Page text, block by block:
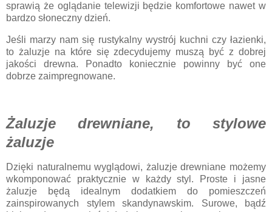
sprawią że oglądanie telewizji będzie komfortowe nawet w
bardzo słoneczny dzień.
Jeśli marzy nam się rustykalny wystrój kuchni czy łazienki,
to żaluzje na które się zdecydujemy muszą być z dobrej
jakości drewna. Ponadto koniecznie powinny być one
dobrze zaimpregnowane.
Żaluzje drewniane, to stylowe
żaluzje
Dzięki naturalnemu wyglądowi, żaluzje drewniane możemy
wkomponować praktycznie w każdy styl. Proste i jasne
żaluzje będą idealnym dodatkiem do pomieszczeń
zainspirowanych stylem skandynawskim. Surowe, bądź